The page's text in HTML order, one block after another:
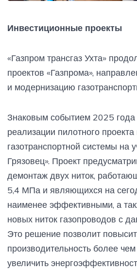
Инвестиционные проекты
«Газпром трансгаз Ухта»
проектов «Газпрома»,
и модернизацию
Знаковым событием 2025 года
реализации пилотного
газотранспортной системы на
Грязовец». Проект
демонтаж двух ниток,
5,4 МПа и являющихся на
наименее эффективными, а
новых ниток газопроводов с
Это решение позволит
производительность более
увеличить